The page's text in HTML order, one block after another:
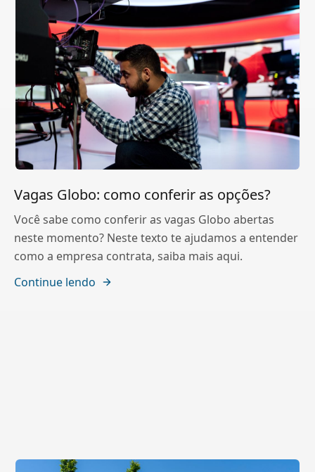
Vagas Globo: como conferir as opções?
Você sabe como conferir as vagas Globo abertas
neste momento? Neste texto te ajudamos a entender
como a empresa contrata, saiba mais aqui.
Continue lendo